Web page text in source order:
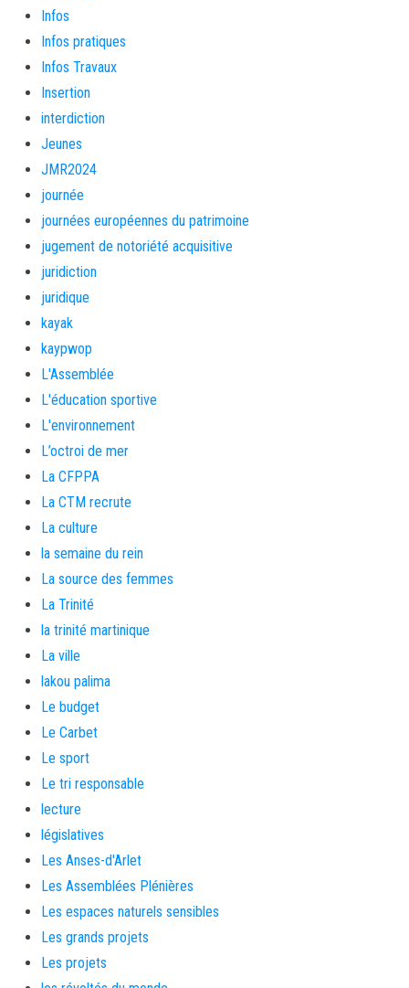
Infos
Infos pratiques
Infos Travaux
Insertion
interdiction
Jeunes
JMR2024
journée
journées européennes du patrimoine
jugement de notoriété acquisitive
juridiction
juridique
kayak
kaypwop
L'Assemblée
L'éducation sportive
L'environnement
L’octroi de mer
La CFPPA
La CTM recrute
La culture
la semaine du rein
La source des femmes
La Trinité
la trinité martinique
La ville
lakou palima
Le budget
Le Carbet
Le sport
Le tri responsable
lecture
législatives
Les Anses-d'Arlet
Les Assemblées Plénières
Les espaces naturels sensibles
Les grands projets
Les projets